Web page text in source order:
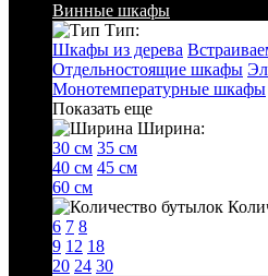
Винные шкафы
Тип:
Шкафы из дерева
Отдельностоящие шкафы
Монотемпературные шкафы
Показать еще
Ширина:
30 см 35 см
40 см 45 см
60 см
6 7 8
9 12 18
20 24 30